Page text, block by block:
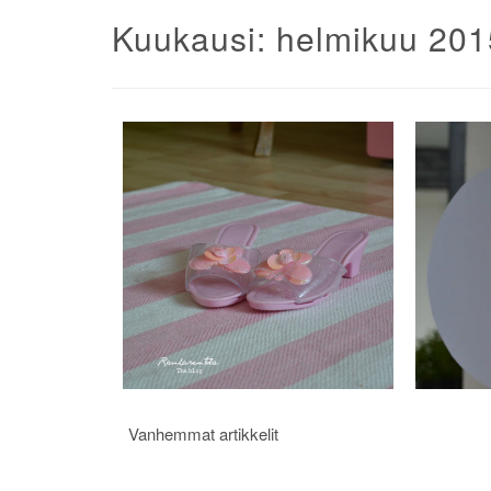
Kuukausi: helmikuu
Artikkelien
Vanhemmat artikkelit